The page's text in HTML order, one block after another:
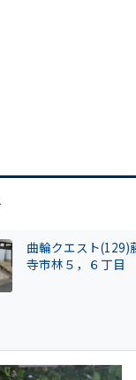
広澤克実氏が新社
「安倍元首相暗殺